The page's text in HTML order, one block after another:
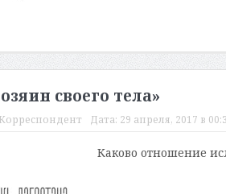
своего тела»
Корреспондент Дата: 29 апреля, 2017 в
Каково отношение